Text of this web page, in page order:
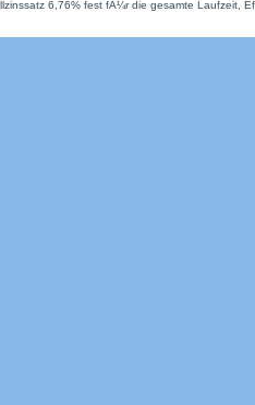
6,76% fest fÃ¼r die gesamte Laufzeit,